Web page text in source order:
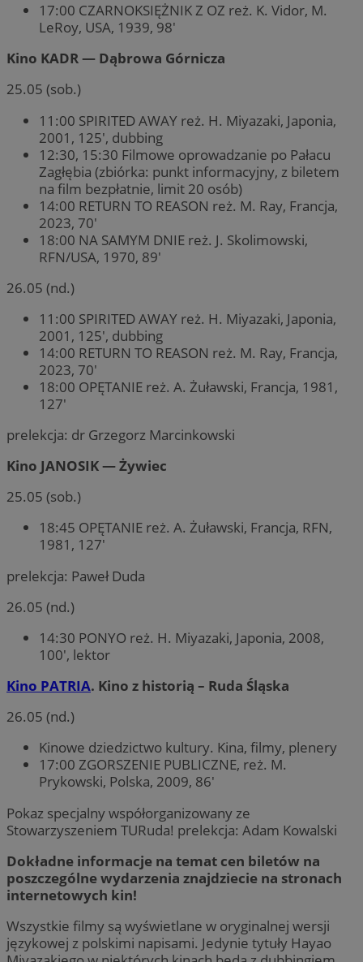
17:00 CZARNOKSIĘŻNIK Z OZ reż. K. Vidor, M.
LeRoy, USA, 1939, 98′
Kino KADR — Dąbrowa Górnicza
25.05 (sob.)
11:00 SPIRITED AWAY reż. H. Miyazaki, Japonia,
2001, 125′, dubbing
12:30, 15:30 Filmowe oprowadzanie po Pałacu
Zagłębia (zbiórka: punkt informacyjny, z biletem
na film bezpłatnie, limit 20 osób)
14:00 RETURN TO REASON reż. M. Ray, Francja,
2023, 70′
18:00 NA SAMYM DNIE reż. J. Skolimowski,
RFN/USA, 1970, 89′
26.05 (nd.)
11:00 SPIRITED AWAY reż. H. Miyazaki, Japonia,
2001, 125′, dubbing
14:00 RETURN TO REASON reż. M. Ray, Francja,
2023, 70′
18:00 OPĘTANIE reż. A. Żuławski, Francja, 1981,
127′
prelekcja: dr Grzegorz Marcinkowski
Kino JANOSIK — Żywiec
25.05 (sob.)
18:45 OPĘTANIE reż. A. Żuławski, Francja, RFN,
1981, 127′
prelekcja: Paweł Duda
26.05 (nd.)
14:30 PONYO reż. H. Miyazaki, Japonia, 2008,
100′, lektor
Kino PATRIA. Kino z historią – Ruda Śląska
26.05 (nd.)
Kinowe dziedzictwo kultury. Kina, filmy, plenery
17:00 ZGORSZENIE PUBLICZNE, reż. M.
Prykowski, Polska, 2009, 86′
Pokaz specjalny współorganizowany ze
Stowarzyszeniem TURuda! prelekcja: Adam Kowalski
Dokładne informacje na temat cen biletów na
poszczególne wydarzenia znajdziecie na stronach
internetowych kin!
Wszystkie filmy są wyświetlane w oryginalnej wersji
językowej z polskimi napisami. Jedynie tytuły Hayao